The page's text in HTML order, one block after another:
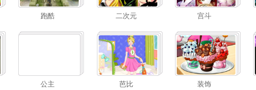
跑酷 二次元 宫斗
公主 芭比 装饰